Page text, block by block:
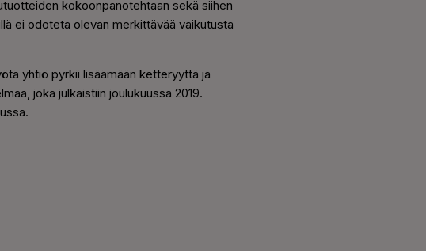
kokoonpanotehtaan sekä siihen
ei odoteta olevan merkittävää vaikutusta
yhtiö pyrkii lisäämään ketteryyttä ja
joka julkaistiin joulukuussa 2019.